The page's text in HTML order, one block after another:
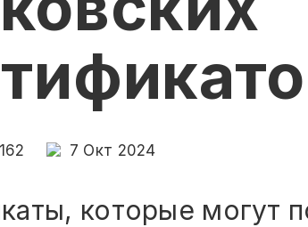
162 7 Окт 2024
которые могут